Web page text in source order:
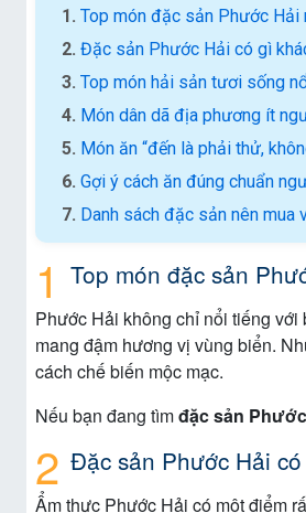
Top món đặc sản Phước
Đặc sản Phước Hải có gì
Top món hải sản tươi sống
Món dân dã địa phương ít
Món ăn “đến là phải thử,
Gợi ý cách ăn đúng chuẩn
Danh sách đặc sản nên mua
Top món đặc sản
Phước Hải không chỉ nổi tiếng với
mang đậm hương vị vùng biển.
cách chế biến mộc mạc.
Nếu bạn đang tìmđặc sản
Đặc sản Phước Hải
Ẩm thực Phước Hải có một điểm